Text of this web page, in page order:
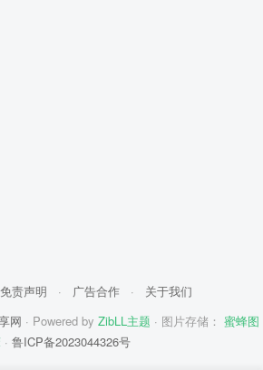
免责声明 · 广告合作 ·
关于我们
网 · Powered by ZibLL主题 · 图片存储： 蜜蜂图
· 鲁ICP备2023044326号